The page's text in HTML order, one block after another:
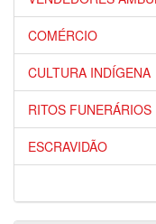
COMÉRCIO
CULTURA INDÍGENA
RITOS FUNERÁRIOS
ESCRAVIDÃO